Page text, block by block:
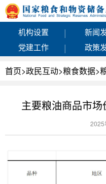
机构设置 | 新闻
党建工作
| 政策
首页>政民互动>粮食数据>
主要粮油商品市场
2025